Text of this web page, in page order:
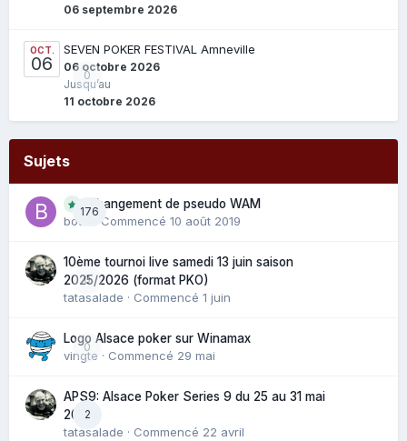
06 septembre 2026
OCT.
06
0
SEVEN POKER FESTIVAL Amneville
06 octobre 2026
Jusqu’au
11 octobre 2026
Sujets
176
Changement de pseudo WAM
bouli
· Commencé 10 août 2019
0
10ème tournoi live samedi 13 juin saison
2025/2026 (format PKO)
tatasalade · Commencé 1 juin
0
Logo Alsace poker sur Winamax
vingte · Commencé 29 mai
2
APS9: Alsace Poker Series 9 du 25 au 31 mai
2025
tatasalade · Commencé 22 avril